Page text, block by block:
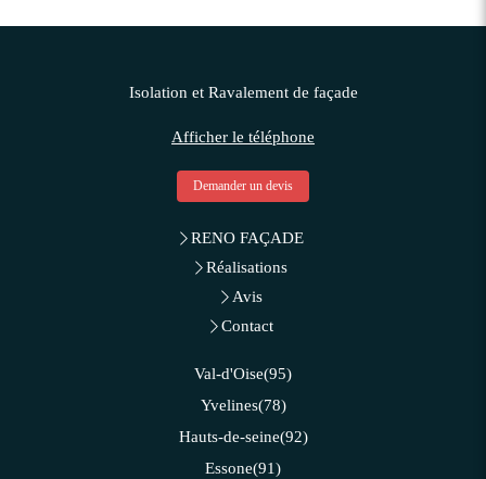
Isolation et Ravalement de façade
Afficher le téléphone
Demander un devis
RENO FAÇADE
Réalisations
Avis
Contact
Val-d'Oise(95)
Yvelines(78)
Hauts-de-seine(92)
Essone(91)